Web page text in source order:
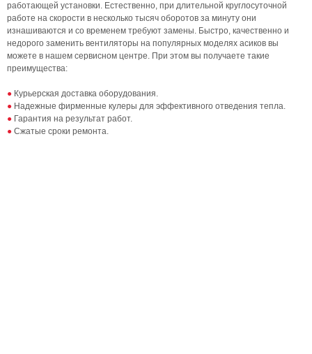
работающей установки. Естественно, при длительной круглосуточной
работе на скорости в несколько тысяч оборотов за минуту они
изнашиваются и со временем требуют замены. Быстро, качественно и
недорого заменить вентиляторы на популярных моделях асиков вы
можете в нашем сервисном центре. При этом вы получаете такие
преимущества:
Курьерская доставка оборудования.
Надежные фирменные кулеры для эффективного отведения тепла.
Гарантия на результат работ.
Сжатые сроки ремонта.